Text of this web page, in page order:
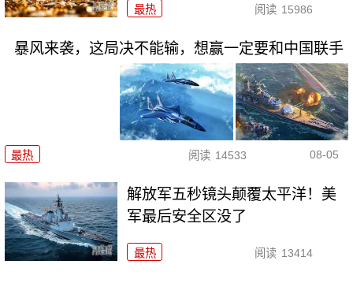
最热 阅读 15986
暴风来袭，这局决不能输，想赢一定要和中国联手
最热 阅读 14533 08-05
解放军五秒镜头颠覆太平洋！美
军最后安全区没了
最热 阅读 13414